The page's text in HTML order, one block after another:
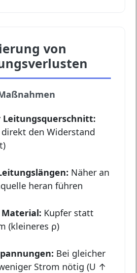
von
Leitungsquerschnitt:
direkt den Widerstand
Näher an
heran führen
Material: Kupfer statt
(kleineres ρ)
Bei gleicher
Strom nötig (U ↑